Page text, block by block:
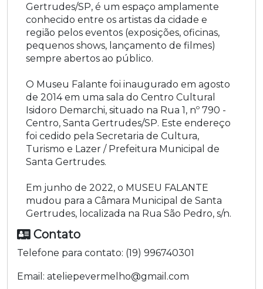
Gertrudes/SP, é um espaço amplamente
conhecido entre os artistas da cidade e
região pelos eventos (exposições, oficinas,
pequenos shows, lançamento de filmes)
sempre abertos ao público.
O Museu Falante foi inaugurado em agosto
de 2014 em uma sala do Centro Cultural
Isidoro Demarchi, situado na Rua 1, nº 790 -
Centro, Santa Gertrudes/SP. Este endereço
foi cedido pela Secretaria de Cultura,
Turismo e Lazer / Prefeitura Municipal de
Santa Gertrudes.
Em junho de 2022, o MUSEU FALANTE
mudou para a Câmara Municipal de Santa
Gertrudes, localizada na Rua São Pedro, s/n.
Contato
Telefone para contato: (19) 996740301
Email: ateliepevermelho@gmail.com